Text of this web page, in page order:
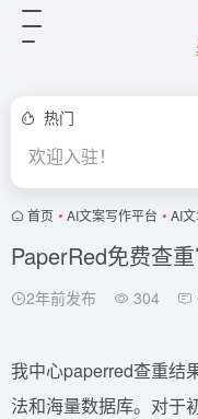
热门
欢迎入驻！
首页 • AI文案写作平台 • AI
PaperRed免费查
2年前发布 304
我中心paperred查重结
法和海量数据库。对于